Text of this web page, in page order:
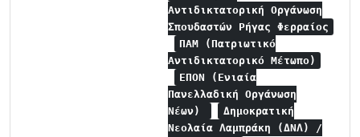
Αντιδικτατορική Οργάνωση
Σπουδαστών Ρήγας Φερραίος
ΠΑΜ (Πατριωτικό
Αντιδικτατορικό Μέτωπο)
ΕΠΟΝ (Ενιαία
Πανελλαδική Οργάνωση
Νέων)
Δημοκρατική
Νεολαία Λαμπράκη (ΔΝΛ) /